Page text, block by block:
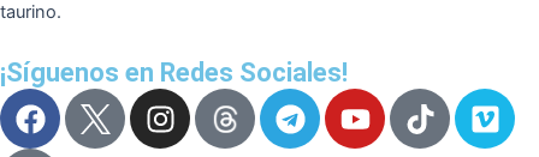
taurino.
¡Síguenos en Redes Sociales!
F
a
I
n
T
e
Y
o
T
i
V
i